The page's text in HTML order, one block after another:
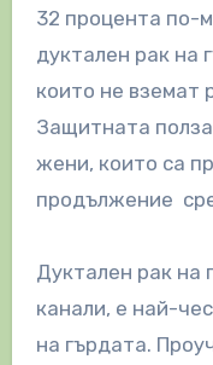
32 процента по-
дуктален рак на
които не вземат
Защитната
жени, които са
продължение
Дуктален рак на
канали, е най-
на гърдата.